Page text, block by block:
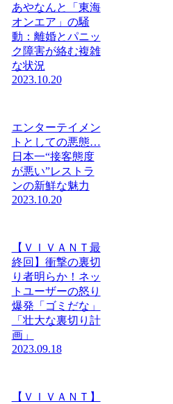
あやなんと「東海
オンエア」の騒
動：離婚とパニッ
ク障害が絡む複雑
な状況
2023.10.20
エンターテイメン
トとしての悪態…
日本一“接客態度
が悪い”レストラ
ンの新鮮な魅力
2023.10.20
【ＶＩＶＡＮＴ最
終回】衝撃の裏切
り者明らか！ネッ
トユーザーの怒り
爆発「ゴミだな」
「壮大な裏切り計
画」
2023.09.18
【ＶＩＶＡＮＴ】